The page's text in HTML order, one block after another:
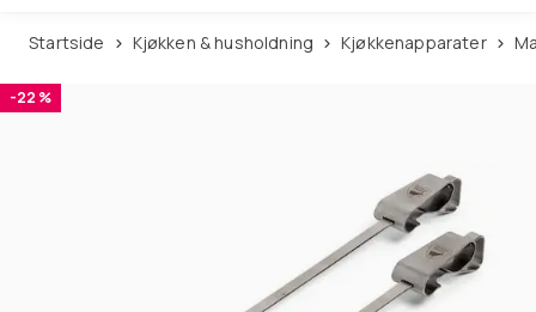
Startside Kjøkken & husholdning Kjøkkenapparater
-22 %